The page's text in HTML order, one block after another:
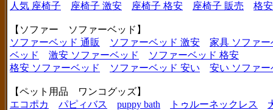
人気 座椅子
座椅子 激安 座椅子 格安 座椅子 販売 格
【ソファー ソファーベッド】
ソファーベッド 通販
ソファーベッド 激安
家具 ソファー
ベッド
激安 ソファーベッド
ソファーベッド 格安
格安 ソファーベッド
ソファーベッド 安い 安い ソファー
【ペット用品 ワンコグッズ】
エコポカ
パピィバス puppy bath トゥルーネックレス